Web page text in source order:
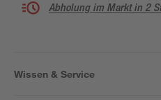
Abholung im Markt in 2
Wissen & Service